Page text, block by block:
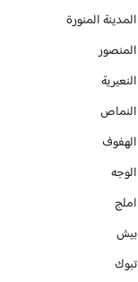
المدينة المنورة
المنصور
النعيرية
النماص
الهفوف
الوجه
املج
بيش
تبوك